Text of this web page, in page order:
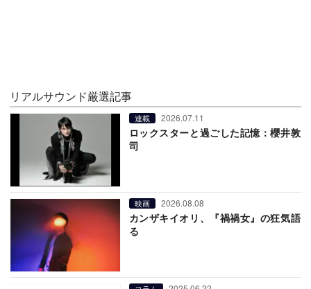
リアルサウンド厳選記事
連載 2026.07.11
ロックスターと過ごした記憶：櫻井敦
司
映画 2026.08.08
カンザキイオリ、『禍禍女』の狂気語
る